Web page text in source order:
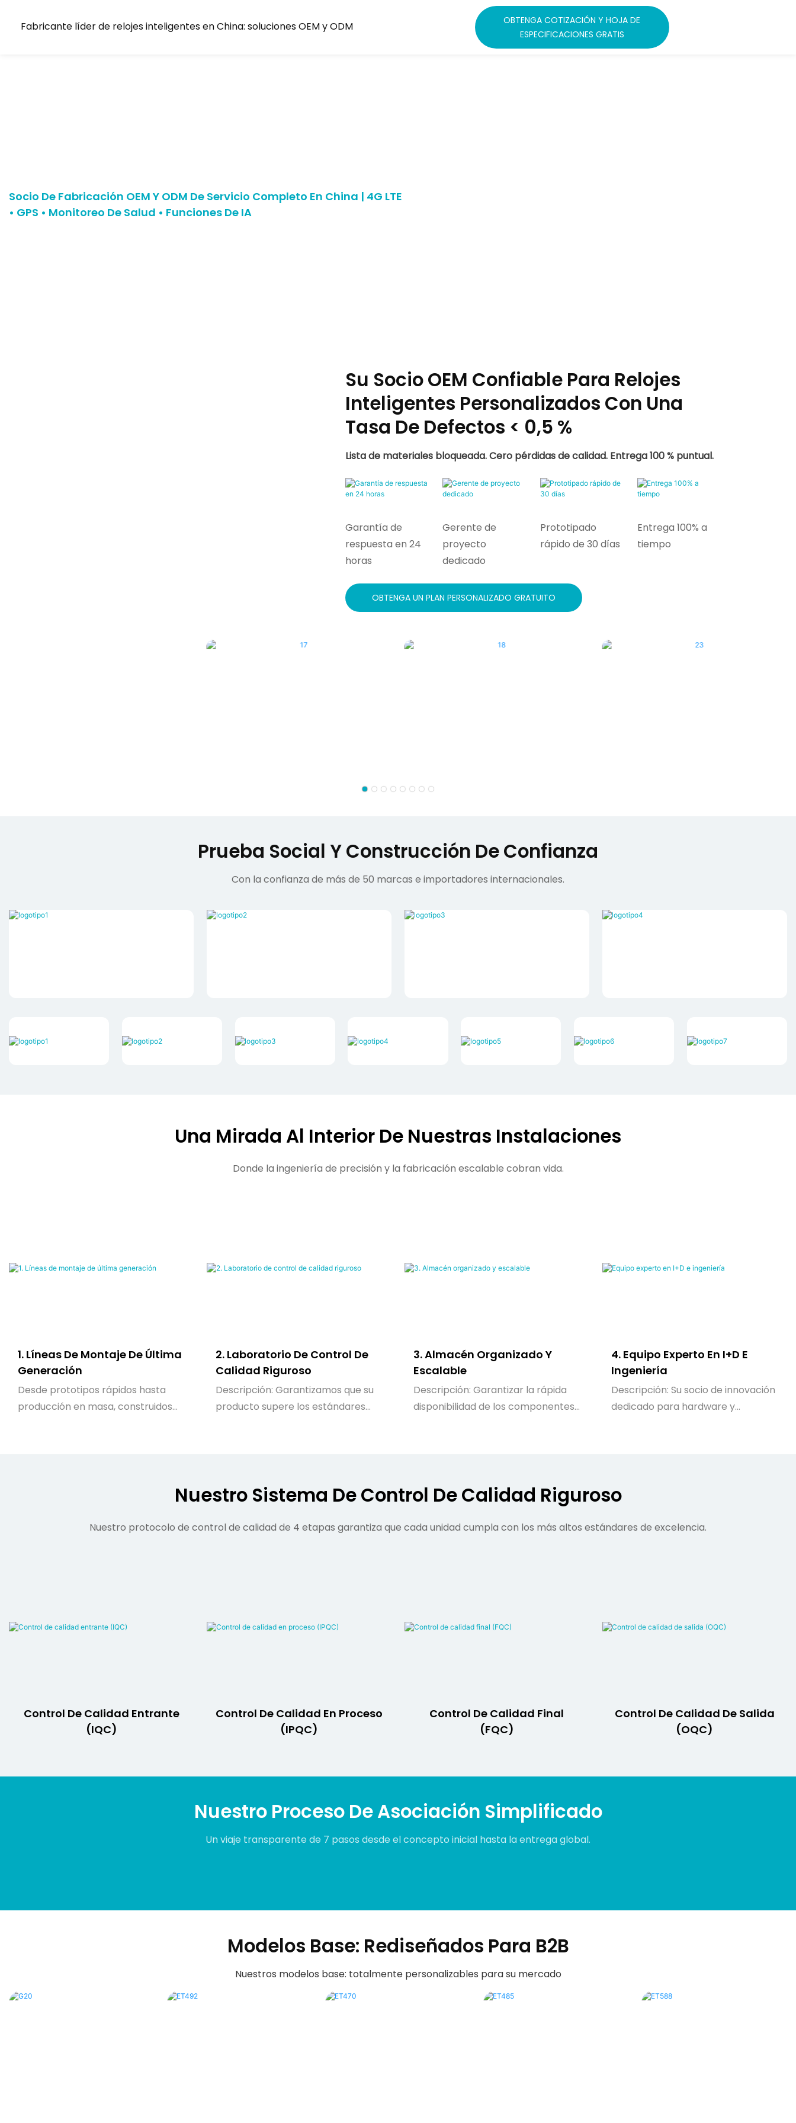
Fabricante líder de relojes inteligentes en China: soluciones OEM y ODM
OBTENGA COTIZACIÓN Y HOJA DE
ESPECIFICACIONES GRATIS
Socio De Fabricación OEM Y ODM De Servicio Completo En China | 4G LTE
• GPS • Monitoreo De Salud • Funciones De IA
Su Socio OEM Confiable Para Relojes
Inteligentes Personalizados Con Una
Tasa De Defectos < 0,5 %
Lista de materiales bloqueada. Cero pérdidas de calidad. Entrega 100 % puntual.
Garantía de
respuesta en 24
horas
Gerente de
proyecto
dedicado
Prototipado
rápido de 30 días
Entrega 100% a
tiempo
OBTENGA UN PLAN PERSONALIZADO GRATUITO
Prueba Social Y Construcción De Confianza
Con la confianza de más de 50 marcas e importadores internacionales.
Una Mirada Al Interior De Nuestras Instalaciones
Donde la ingeniería de precisión y la fabricación escalable cobran vida.
1. Líneas De Montaje De Última
Generación
Desde prototipos rápidos hasta
producción en masa, construidos
2. Laboratorio De Control De
Calidad Riguroso
Descripción: Garantizamos que su
producto supere los estándares
3. Almacén Organizado Y
Escalable
Descripción: Garantizar la rápida
disponibilidad de los componentes
4. Equipo Experto En I+D E
Ingeniería
Descripción: Su socio de innovación
dedicado para hardware y
Nuestro Sistema De Control De Calidad Riguroso
Nuestro protocolo de control de calidad de 4 etapas garantiza que cada unidad cumpla con los más altos estándares de excelencia.
Control De Calidad Entrante
(IQC)
Control De Calidad En Proceso
(IPQC)
Control De Calidad Final
(FQC)
Control De Calidad De Salida
(OQC)
Nuestro Proceso De Asociación Simplificado
Un viaje transparente de 7 pasos desde el concepto inicial hasta la entrega global.
Modelos Base: Rediseñados Para B2B
Nuestros modelos base: totalmente personalizables para su mercado